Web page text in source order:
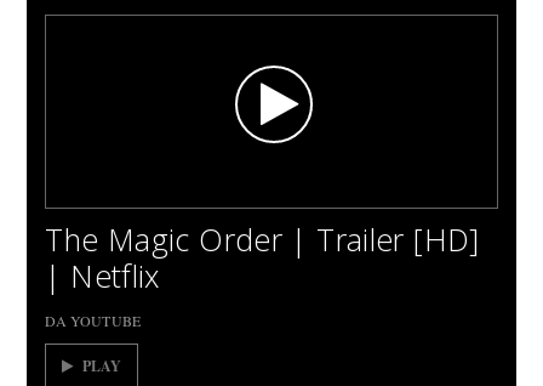
The Magic Order | Trailer [HD]
| Netflix
DA YOUTUBE
PLAY